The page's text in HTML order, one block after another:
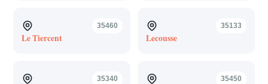
35460
Le Tiercent
35133
Lecousse
35340 35450